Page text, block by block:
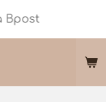
Bpost